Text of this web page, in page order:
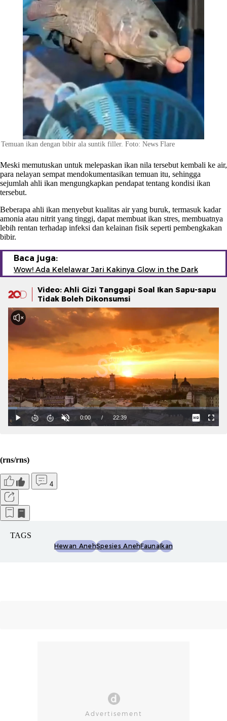
Temuan ikan dengan bibir ala suntik filler. Foto: News Flare
Meski memutuskan untuk melepaskan ikan nila tersebut kembali ke air,
para nelayan sempat mendokumentasikan temuan itu, sehingga
sejumlah ahli ikan mengungkapkan pendapat tentang kondisi ikan
tersebut.
Beberapa ahli ikan menyebut kualitas air yang buruk, termasuk kadar
amonia atau nitrit yang tinggi, dapat membuat ikan stres, membuatnya
lebih rentan terhadap infeksi dan kelainan fisik seperti pembengkakan
bibir.
Baca juga:
Wow! Ada Kelelawar Jari Kakinya Glow in the Dark
Video: Ahli Gizi Tanggapi Soal Ikan Sapu-sapu
Tidak Boleh Dikonsumsi
(rns/rns)
4
TAGS
Hewan AnehSpesies AnehFaunaIkan